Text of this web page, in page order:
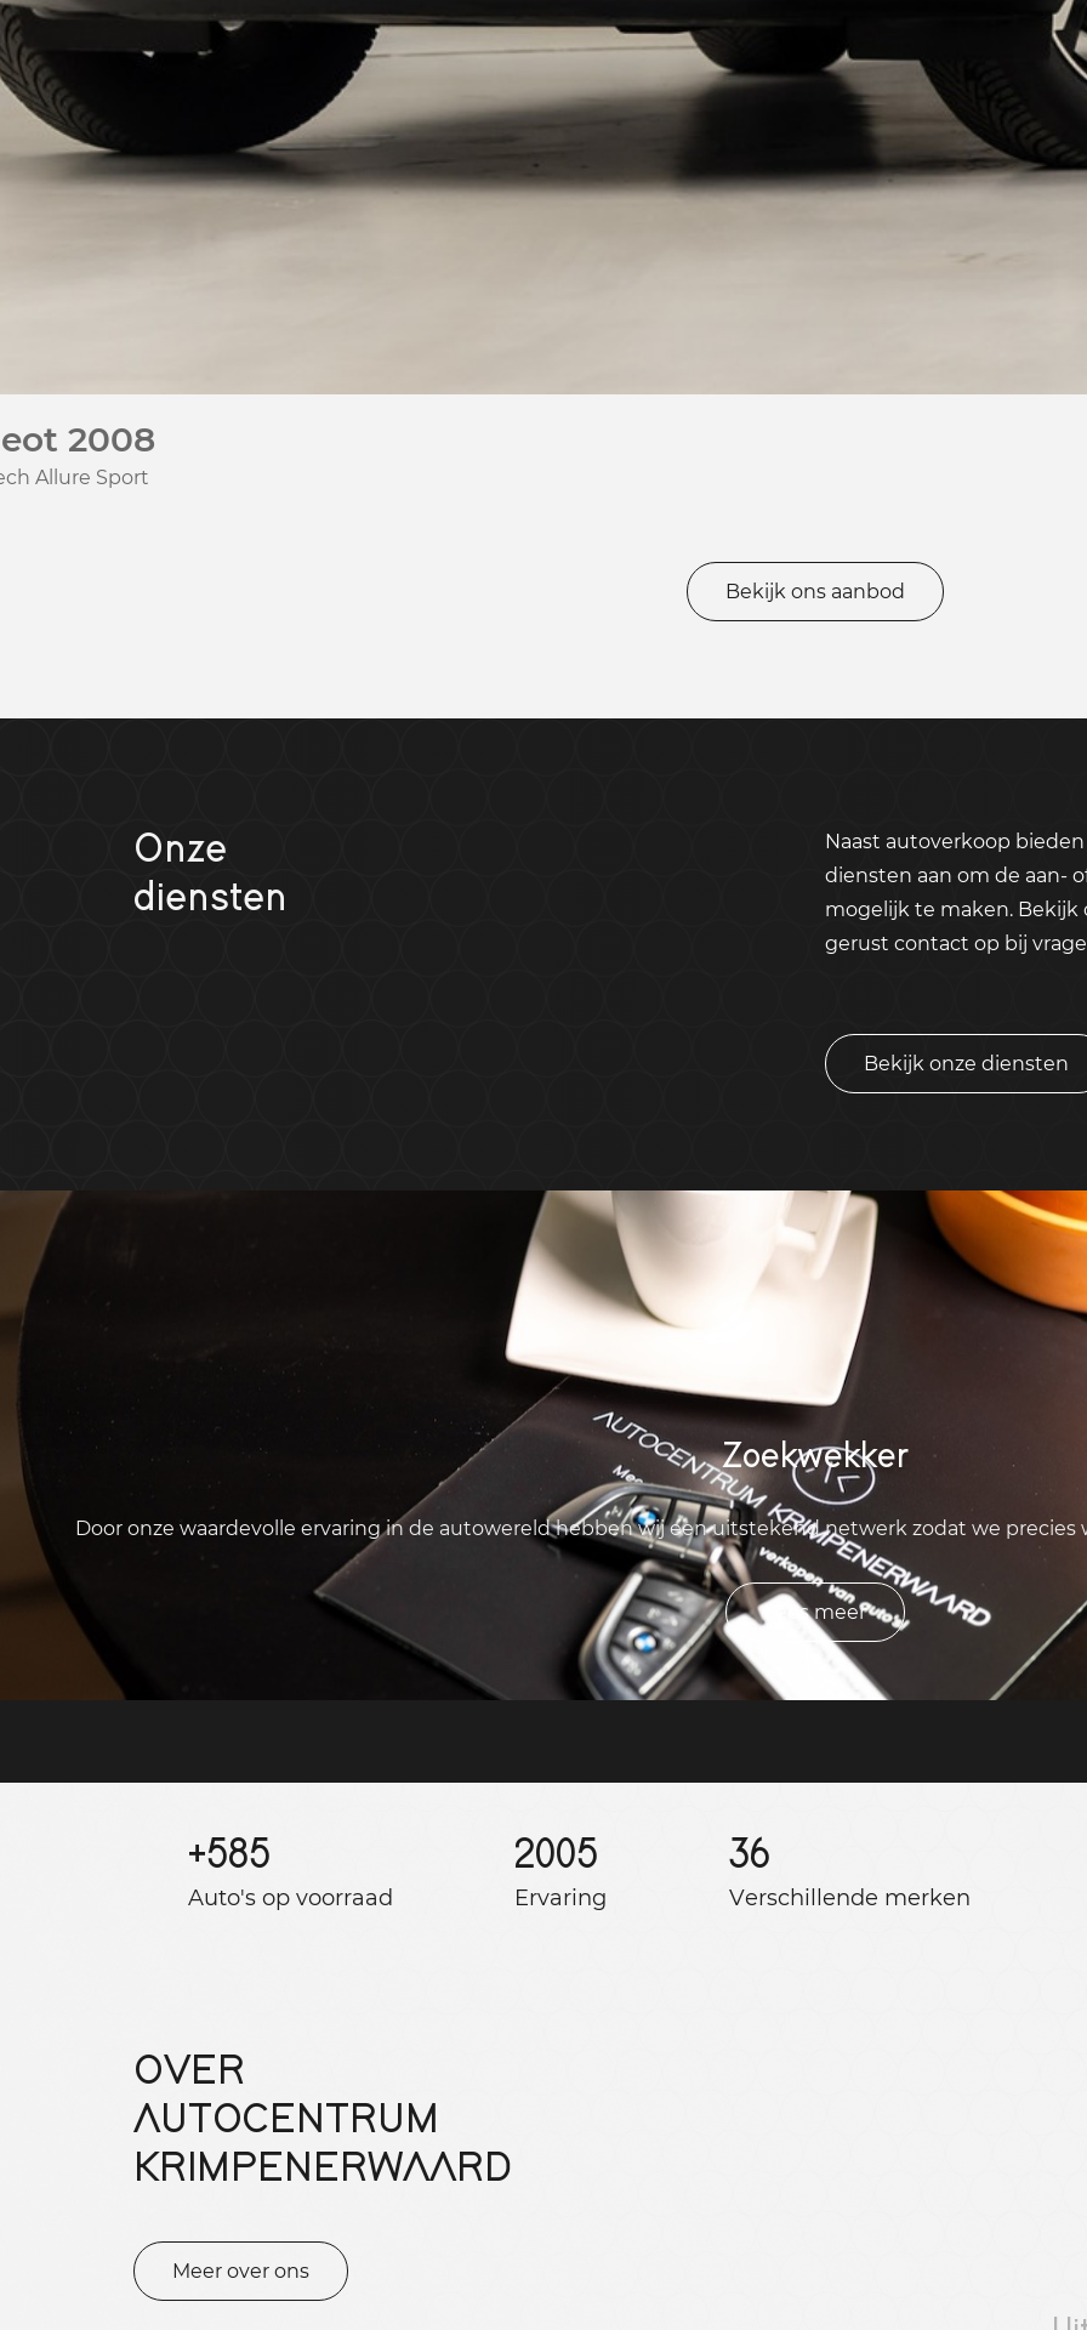
2008
Allure Sport
Bekijk ons aanbod
Onze
diensten
Naast autoverkoop
diensten aan om de aan-
mogelijk te maken. Bekijk
gerust contact op bij
Bekijk onze diensten
Zoekwekker
Door onze waardevolle ervaring in de autowereld hebben wij een uitstekend netwerk zodat we
Lees meer
+585
Auto's op voorraad
2005
Ervaring
36
Verschillende merken
OVER
AUTOCENTRUM
KRIMPENERWAARD
Meer over ons